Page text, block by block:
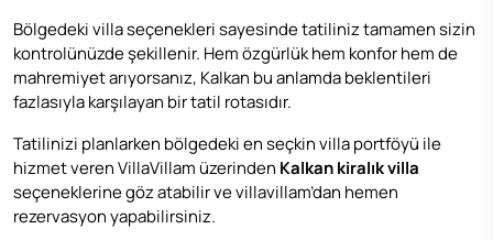
Bölgedeki villa seçenekleri sayesinde tatiliniz tamamen sizin
kontrolünüzde şekillenir. Hem özgürlük hem konfor hem de
mahremiyet arıyorsanız, Kalkan bu anlamda beklentileri
fazlasıyla karşılayan bir tatil rotasıdır.
Tatilinizi planlarken bölgedeki en seçkin villa portföyü ile
hizmet veren VillaVillam üzerinden Kalkan kiralık villa
seçeneklerine göz atabilir ve villavillam’dan hemen
rezervasyon yapabilirsiniz.